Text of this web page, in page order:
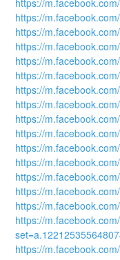
https://
https://
https://
https://
https://
https://
https://
https://
https://
https://
https://
https://
https://
https://
https://
https://